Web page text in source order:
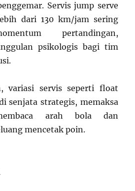
Servis jump serve
dari 130 km/jam sering
pertandingan,
psikologis bagi tim
variasi servis seperti float
senjata strategis, memaksa
arah bola dan
mencetak poin.